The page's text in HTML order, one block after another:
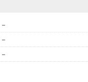
－
－
－